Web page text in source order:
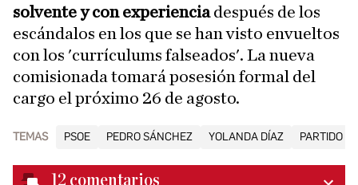
solvente y con experienciadespués de los
escándalos en los que se han visto envueltos
con los 'currículums falseados'. La nueva
comisionada tomará posesión formal del
cargo el próximo 26 de agosto.
TEMAS PSOE PEDRO SÁNCHEZ YOLANDA DÍAZ PARTIDO
12 comentarios